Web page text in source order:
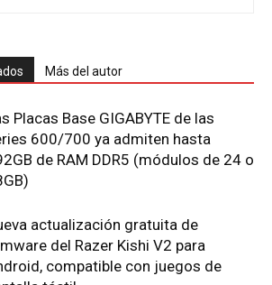
Más del autor
Placas Base GIGABYTE de las
600/700 ya admiten hasta
de RAM DDR5 (módulos de 24 o
actualización gratuita de
del Razer Kishi V2 para
compatible con juegos de